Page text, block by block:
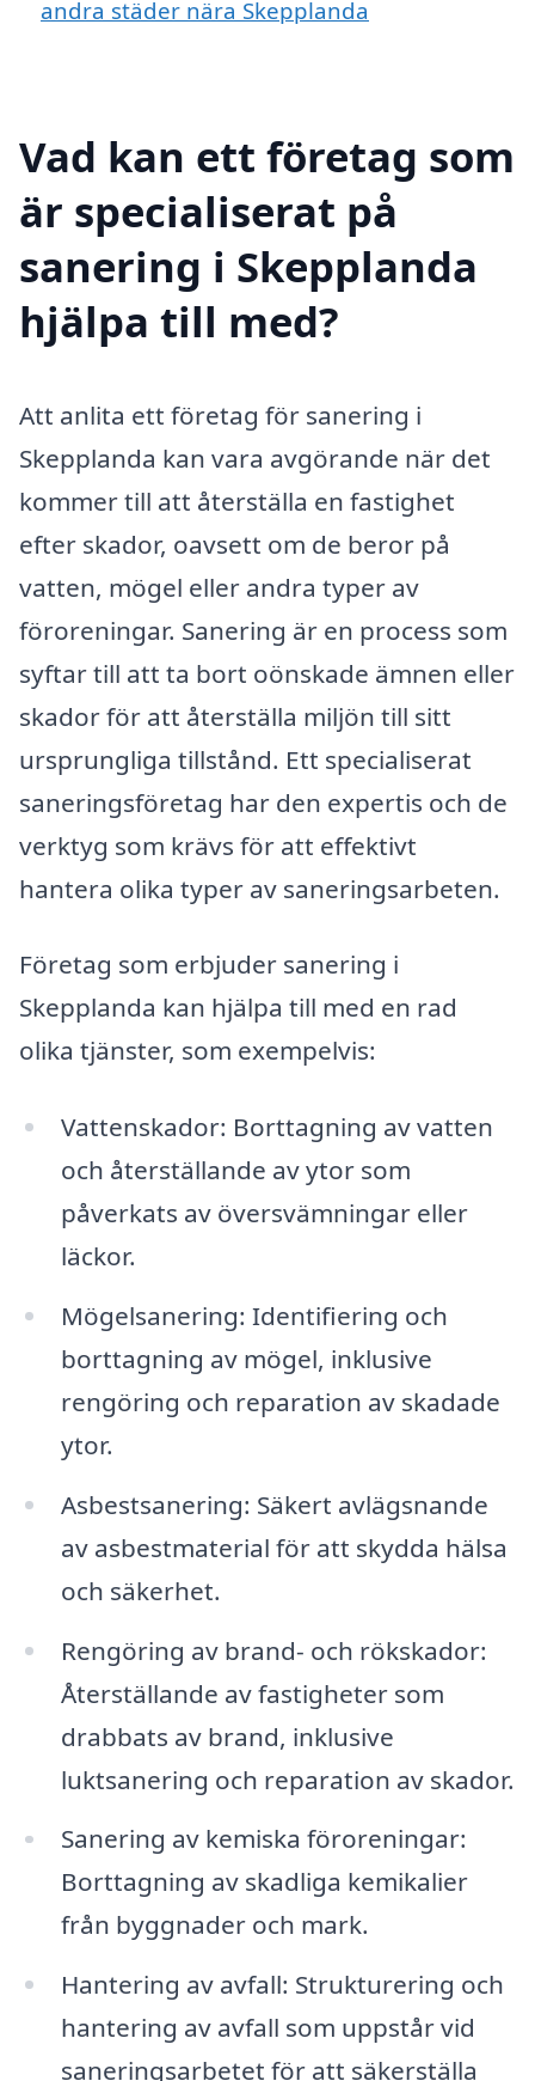
andra städer nära Skepplanda
Vad kan ett företag som
är specialiserat på
sanering i Skepplanda
hjälpa till med?
Att anlita ett företag för sanering i
Skepplanda kan vara avgörande när det
kommer till att återställa en fastighet
efter skador, oavsett om de beror på
vatten, mögel eller andra typer av
föroreningar. Sanering är en process som
syftar till att ta bort oönskade ämnen eller
skador för att återställa miljön till sitt
ursprungliga tillstånd. Ett specialiserat
saneringsföretag har den expertis och de
verktyg som krävs för att effektivt
hantera olika typer av saneringsarbeten.
Företag som erbjuder sanering i
Skepplanda kan hjälpa till med en rad
olika tjänster, som exempelvis:
Vattenskador: Borttagning av vatten
och återställande av ytor som
påverkats av översvämningar eller
läckor.
Mögelsanering: Identifiering och
borttagning av mögel, inklusive
rengöring och reparation av skadade
ytor.
Asbestsanering: Säkert avlägsnande
av asbestmaterial för att skydda hälsa
och säkerhet.
Rengöring av brand- och rökskador:
Återställande av fastigheter som
drabbats av brand, inklusive
luktsanering och reparation av skador.
Sanering av kemiska föroreningar:
Borttagning av skadliga kemikalier
från byggnader och mark.
Hantering av avfall: Strukturering och
hantering av avfall som uppstår vid
saneringsarbetet för att säkerställa